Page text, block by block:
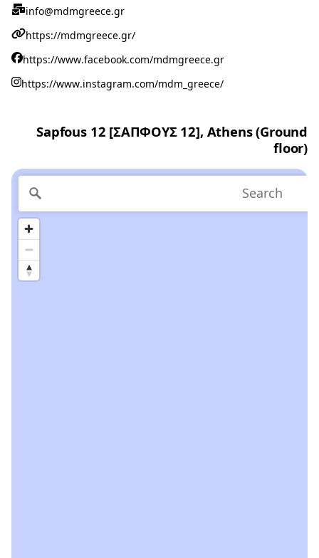
info@mdmgreece.gr
https://mdmgreece.gr/
https://www.facebook.com/mdmgreece.gr
https://www.instagram.com/mdm_greece/
Sapfous 12 [ΣΑΠΦΟΥΣ 12], Athens (Ground
floor)